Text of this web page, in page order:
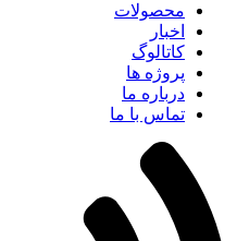
محصولات
اخبار
کاتالوگ
پروژه ها
درباره ما
تماس با ما